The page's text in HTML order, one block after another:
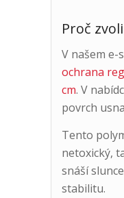
Proč
V našem
ochrana
cm. V
povrch
Tento
netoxický,
snáší
stabilitu.